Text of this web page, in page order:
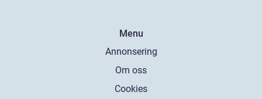
Menu
Annonsering
Om oss
Cookies